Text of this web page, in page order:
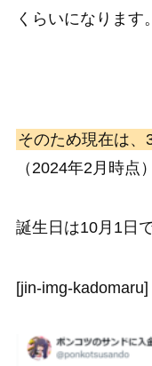
くらいになります。
そのため現在は、
（2024年2月時点）
誕生日は10月1日で
[jin-img-kadomaru]